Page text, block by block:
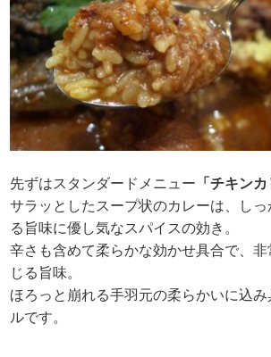
先ずはスタンダードメニュー 「チキンカ
サラッとしたスープ状のカレーは、し
る旨味に優し気なスパイスの効き。
辛さも含めて柔らかな効かせ具合で、
じる旨味。
ほろっと崩れる手羽元の柔らかいに込
ルです。